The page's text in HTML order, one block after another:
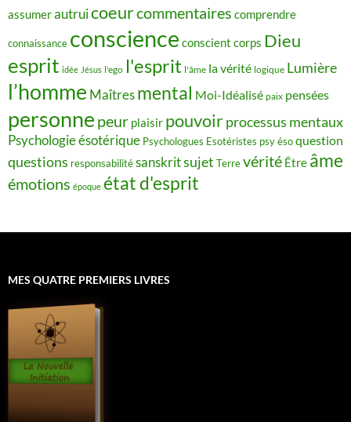
assumerautruicoeurcommentaires comprendre
connaissance conscience conscient corps Dieu
esprit idée Jésus l'ego l'esprit l'âme la vérité logique Lumière
l’homme Maîtres mental Moi-Idéalisé paix pensées
personne peur plaisir pouvoirprocessus mentaux
Psychologie ésotérique Psychologues Esotéristes psy ésoquestion
questions responsabilitésanskritsujet Terrevérité Être âme
émotions époque état d'esprit
MES QUATRE PREMIERS LIVRES